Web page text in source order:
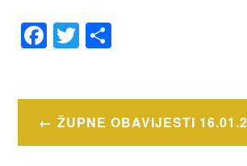
F
a
e
b
T
wi
er e
Navigacija
objava
ŽUPNE OBAVIJESTI